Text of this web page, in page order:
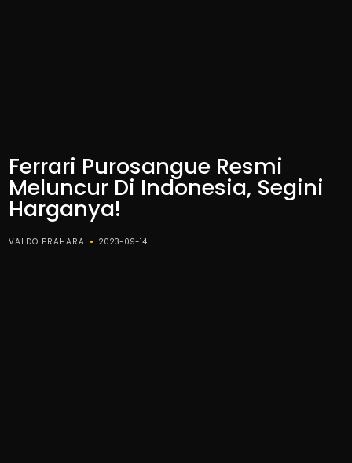
Ferrari Purosangue Resmi
Meluncur Di Indonesia, Segini
Harganya!
VALDO PRAHARA 2023-09-14